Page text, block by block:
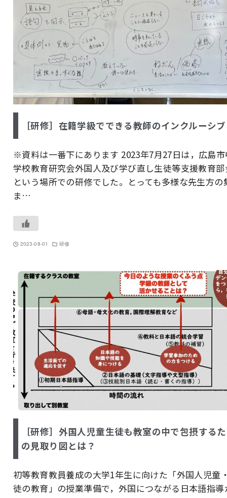
［研修］在籍学級でできる教師のインクルーシブ
※資料は一番下にあります 2023年7月27日は，広島
学校教育研究会外国人及び学び直し生徒等支援教育部
という場所での研修でした。とっても多様な先生方の
ま…
2023-08-01 研修
［研修］外国人児童生徒も教室の中で包摂する
の見取り図とは？
初等教育教員養成の大学1年生に向けた「外国人児童
徒の教育」の授業準備で，外国につながる日本語指導